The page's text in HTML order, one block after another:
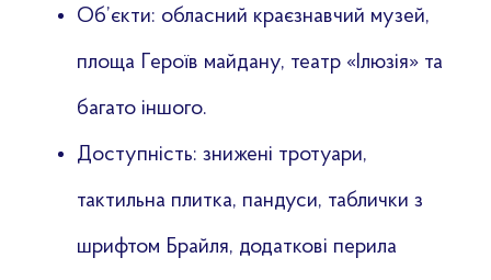
Об’єкти: обласний краєзнавчий музей,
площа Героїв майдану, театр «Ілюзія» та
багато іншого.
Доступність: знижені тротуари,
тактильна плитка, пандуси, таблички з
шрифтом Брайля, додаткові перила